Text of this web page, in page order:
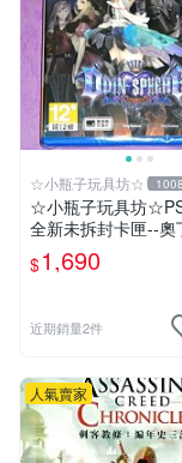
☆小瓶子玩具坊☆
☆小瓶子玩具坊
全新未拆封卡匣--奧
普特拉西爾 中文版
$1,690
近期銷量2件
人氣賣家